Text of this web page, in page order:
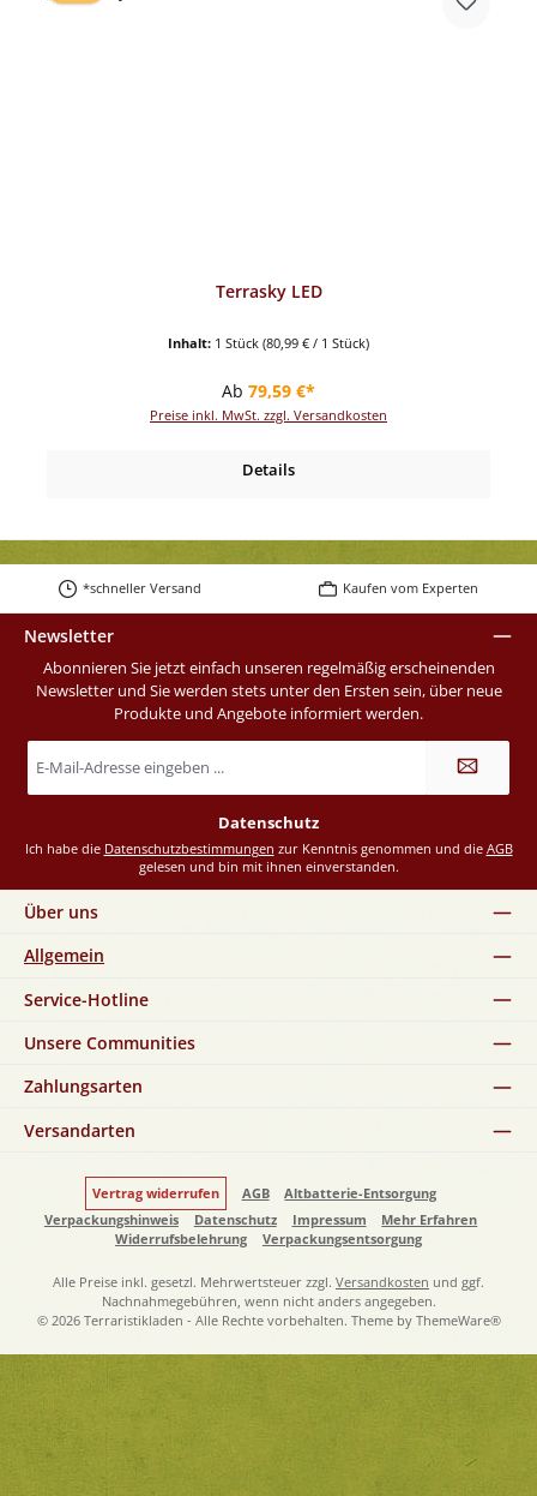
Terrasky LED
Inhalt: 1 Stück (80,99 € / 1 Stück)
Regulärer Preis:
Ab 79,59 €*
Preise inkl. MwSt. zzgl. Versandkosten
Details
*schneller Versand Kaufen vom Experten
Newsletter
Abonnieren Sie jetzt einfach unseren regelmäßig erscheinenden
Newsletter und Sie werden stets unter den Ersten sein, über neue
Produkte und Angebote informiert werden.
E-
Mail-
Datenschutz
Ich habe die Datenschutzbestimmungen zur Kenntnis genommen und die AGB
gelesen und bin mit ihnen einverstanden.
Über uns
Allgemein
Service-Hotline
Unsere Communities
Zahlungsarten
Versandarten
Vertrag widerrufen AGB
Altbatterie-Entsorgung
Verpackungshinweis
Datenschutz Impressum
Mehr Erfahren
Widerrufsbelehrung
Verpackungsentsorgung
Alle Preise inkl. gesetzl. Mehrwertsteuer zzgl. Versandkosten und ggf.
Nachnahmegebühren, wenn nicht anders angegeben.
© 2026 Terraristikladen - Alle Rechte vorbehalten. Theme by ThemeWare®